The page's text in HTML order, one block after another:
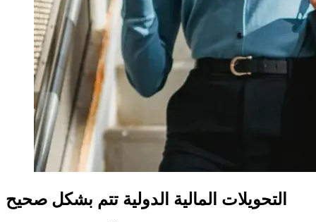
التحويلات المالية الدولية تتم بشكل صحيح